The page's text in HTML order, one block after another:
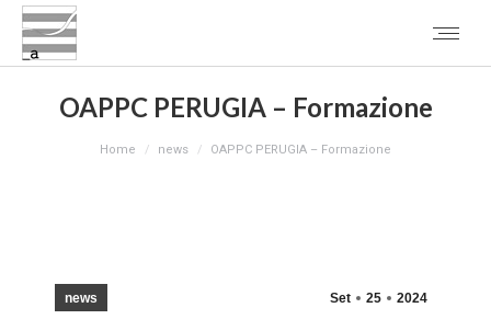
OAPPC PERUGIA – Formazione
Home news OAPPC PERUGIA – Formazione
Set 25 2024
news